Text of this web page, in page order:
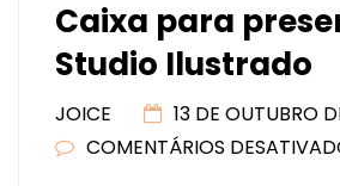
Caixa para
Studio Ilustrado
JOICE
13 DE OUTUBRO
COMENTÁRIOS